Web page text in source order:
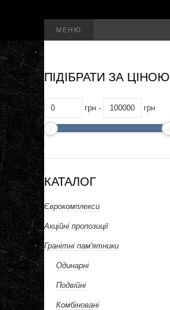
МЕНЮ
ПІДІБРАТИ ЗА ЦІНОЮ
грн - грн
КАТАЛОГ
Єврокомплекси
Акційні пропозиції
Гранітні пам'ятники
Одинарні
Подвійні
Комбіновані